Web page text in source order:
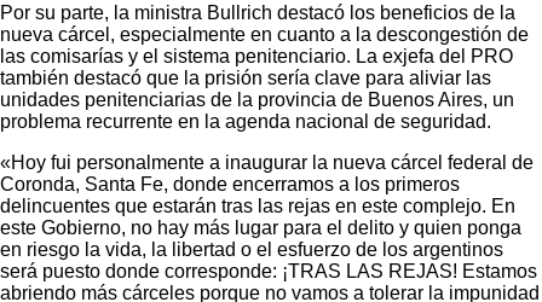
Por su parte, la ministra Bullrich destacó los beneficios de la
nueva cárcel, especialmente en cuanto a la descongestión de
las comisarías y el sistema penitenciario. La exjefa del PRO
también destacó que la prisión sería clave para aliviar las
unidades penitenciarias de la provincia de Buenos Aires, un
problema recurrente en la agenda nacional de seguridad.
«Hoy fui personalmente a inaugurar la nueva cárcel federal de
Coronda, Santa Fe, donde encerramos a los primeros
delincuentes que estarán tras las rejas en este complejo. En
este Gobierno, no hay más lugar para el delito y quien ponga
en riesgo la vida, la libertad o el esfuerzo de los argentinos
será puesto donde corresponde: ¡TRAS LAS REJAS! Estamos
abriendo más cárceles porque no vamos a tolerar la impunidad